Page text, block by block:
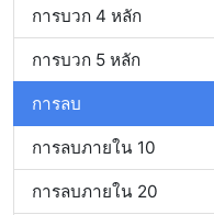
การบวก 4 หลัก
การบวก 5 หลัก
การลบ
การลบภายใน 10
การลบภายใน 20